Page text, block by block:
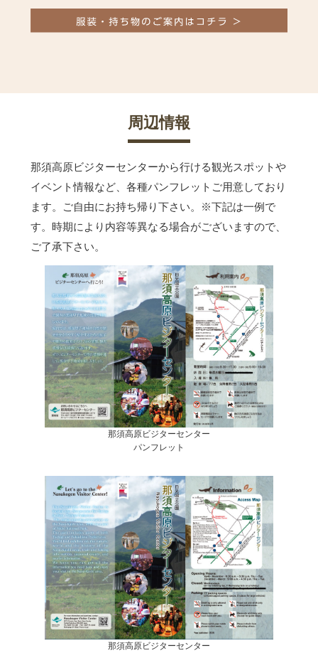
周辺情報
那須高原ビジターセンターから行ける観光スポットや
イベント情報など、各種パンフレットご用意しており
ます。ご自由にお持ち帰り下さい。
※下記は一例で
す。時期により内容等異なる場合がございますので、
ご了承下さい。
那須高原ビジターセンター
パンフレット
那須高原ビジターセンター